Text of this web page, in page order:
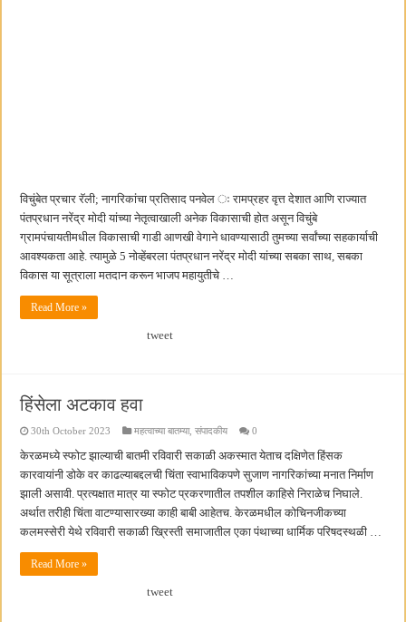
विचुंबेत प्रचार रॅली; नागरिकांचा प्रतिसाद पनवेल ः रामप्रहर वृत्त देशात आणि राज्यात
पंतप्रधान नरेंद्र मोदी यांच्या नेतृत्वाखाली अनेक विकासाची होत असून विचुंबे
ग्रामपंचायतीमधील विकासाची गाडी आणखी वेगाने धावण्यासाठी तुमच्या सर्वांच्या सहकार्याची
आवश्यकता आहे. त्यामुळे 5 नोव्हेंबरला पंतप्रधान नरेंद्र मोदी यांच्या सबका साथ, सबका
विकास या सूत्राला मतदान करून भाजप महायुतीचे …
Read More »
tweet
हिंसेला अटकाव हवा
30th October 2023 महत्वाच्या बातम्या,संपादकीय 0
केरळमध्ये स्फोट झाल्याची बातमी रविवारी सकाळी अकस्मात येताच दक्षिणेत हिंसक
कारवायांनी डोके वर काढल्याबद्दलची चिंता स्वाभाविकपणे सुजाण नागरिकांच्या मनात निर्माण
झाली असावी. प्रत्यक्षात मात्र या स्फोट प्रकरणातील तपशील काहिसे निराळेच निघाले.
अर्थात तरीही चिंता वाटण्यासारख्या काही बाबी आहेतच. केरळमधील कोचिनजीकच्या
कलमस्सेरी येथे रविवारी सकाळी ख्रिस्ती समाजातील एका पंथाच्या धार्मिक परिषदस्थळी …
Read More »
tweet